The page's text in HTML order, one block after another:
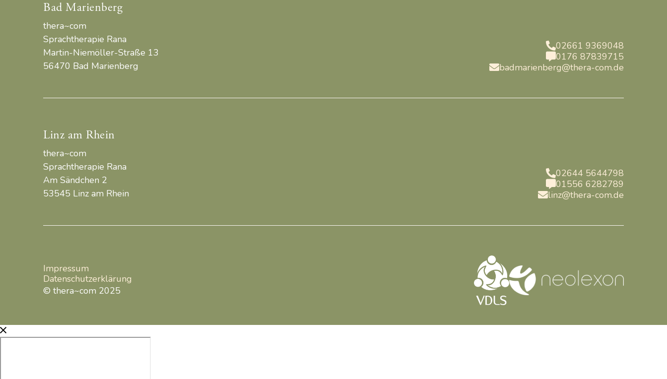
Bad Marienberg
thera~com
Sprachtherapie Rana
Martin-Niemöller-Straße 13
56470 Bad Marienberg
02661 9369048
0176 87839715
badmarienberg@thera-com.de
Linz am Rhein
thera~com
Sprachtherapie Rana
Am Sändchen 2
53545 Linz am Rhein
02644 5644798
01556 6282789
linz@thera-com.de
Impressum
Datenschutzerklärung
© thera~com 2025